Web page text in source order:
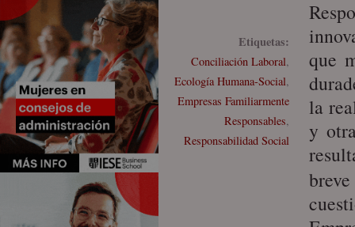
Etiquetas:
Conciliación Laboral,
Ecología Humana-Social,
Empresas Familiarmente
Responsables,
Responsabilidad Social
que
la
y